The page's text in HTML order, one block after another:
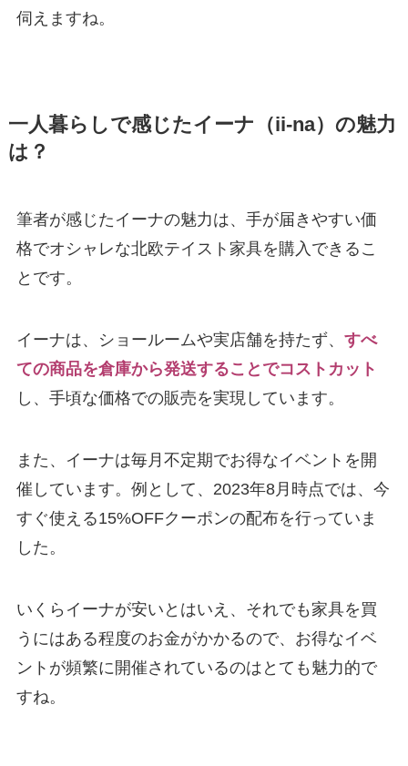
伺えますね。
一人暮らしで感じたイーナ（ii-na）の魅力
は？
筆者が感じたイーナの魅力は、手が届きやすい価
格でオシャレな北欧テイスト家具を購入できるこ
とです。
イーナは、ショールームや実店舗を持たず、 すべ
ての商品を倉庫から発送することでコストカット
し、手頃な価格での販売を実現しています。
また、イーナは毎月不定期でお得なイベントを開
催しています。例として、2023年8月時点では、今
すぐ使える15%OFFクーポンの配布を行っていま
した。
いくらイーナが安いとはいえ、それでも家具を買
うにはある程度のお金がかかるので、お得なイベ
ントが頻繁に開催されているのはとても魅力的で
すね。